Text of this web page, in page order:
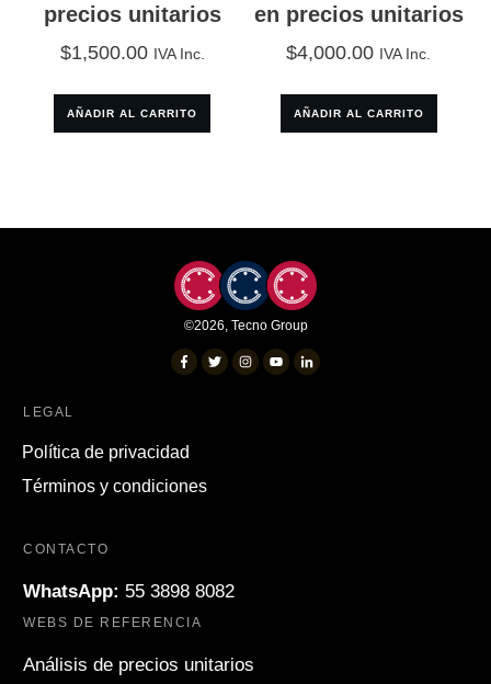
precios unitarios
$1,500.00 IVA Inc.
AÑADIR AL CARRITO
en precios unitarios
$4,000.00 IVA Inc.
AÑADIR AL CARRITO
©2026, Tecno Group
LEGAL
Política de privacidad
Términos y condiciones
CONTACTO
WhatsApp: 55 3898 8082
WEBS DE REFERENCIA
Análisis de precios unitarios